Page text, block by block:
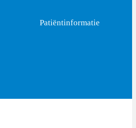
Patiëntinformatie